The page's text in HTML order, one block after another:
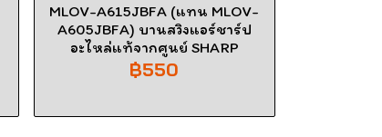
MLOV-A615JBFA (แทน MLOV-
A605JBFA) บานสวิงแอร์ชาร์ป
อะไหล่แท้จากศูนย์ SHARP
฿550